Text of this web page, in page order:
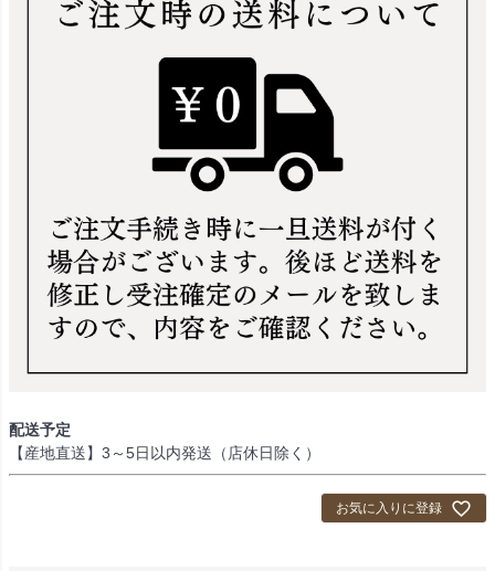
配送予定
【産地直送】3～5日以内発送（店休日除く）
お気に入りに登録